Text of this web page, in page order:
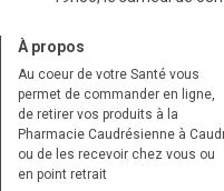
À propos
Au coeur de votre Santé vous
permet de commander en ligne,
de retirer vos produits à la
Pharmacie Caudrésienne à
ou de les recevoir chez vous ou
en point retrait